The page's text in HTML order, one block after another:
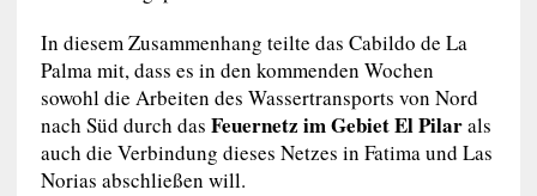
In diesem Zusammenhang teilte das Cabildo de La
Palma mit, dass es in den kommenden Wochen
sowohl die Arbeiten des Wassertransports von Nord
nach Süd durch das Feuernetz im Gebiet El Pilarals
auch die Verbindung dieses Netzes in Fatima und Las
Norias abschließen will.